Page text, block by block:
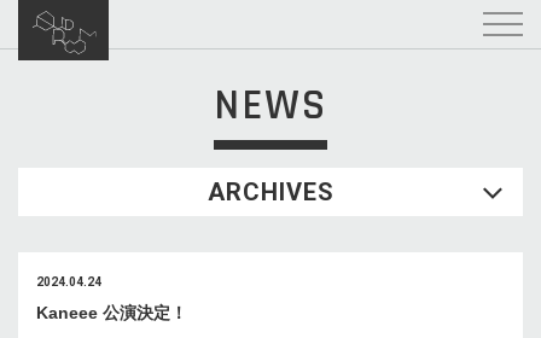
NEWS
ARCHIVES
2024.04.24
Kaneee 公演決定！